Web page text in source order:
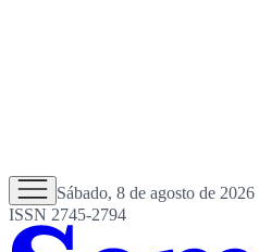
Sábado, 8 de agosto de 2026
ISSN 2745-2794